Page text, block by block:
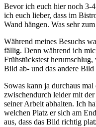
Bevor ich euch hier noch 3-
ich euch lieber, dass im
Wand hängen. Was sehr
Während meines Besuchs
fällig. Denn während ich
Frühstückstest
Bild ab- und das andere Bild
Sowas kann ja durchaus
zwischendurch leider mit
seiner Arbeit abhalten. Ich
welchen Platz er sich am
aus, dass das Bild richtig